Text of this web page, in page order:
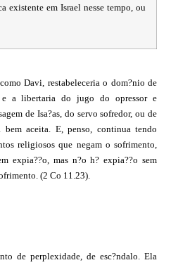
existente em Israel nesse tempo, ou
Davi, restabeleceria o dom?nio de
e a libertaria do jugo do opressor e
de Isa?as, do servo sofredor, ou de
aceita. E, penso, continua tendo
religiosos que negam o sofrimento,
expia??o, mas n?o h? expia??o sem
(2 Co 11.23).
de perplexidade, de esc?ndalo. Ela